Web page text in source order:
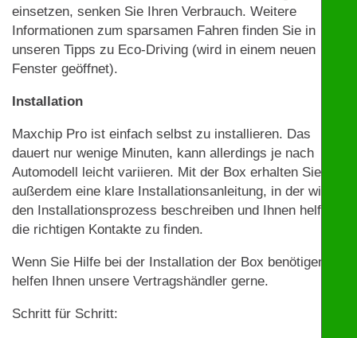
einsetzen, senken Sie Ihren Verbrauch. Weitere
Informationen zum sparsamen Fahren finden Sie in
unseren Tipps zu Eco-Driving (wird in einem neuen
Fenster geöffnet).
Installation
Maxchip Pro ist einfach selbst zu installieren. Das
dauert nur wenige Minuten, kann allerdings je nach
Automodell leicht variieren. Mit der Box erhalten Sie
außerdem eine klare Installationsanleitung, in der wir
den Installationsprozess beschreiben und Ihnen helfen,
die richtigen Kontakte zu finden.
Wenn Sie Hilfe bei der Installation der Box benötigen,
helfen Ihnen unsere Vertragshändler gerne.
Schritt für Schritt: